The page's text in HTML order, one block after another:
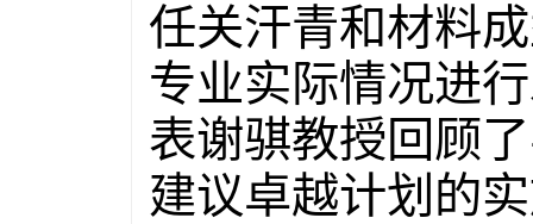
任关汗青和材料
专业实际情况进
表谢骐教授回顾
建议卓越计划的